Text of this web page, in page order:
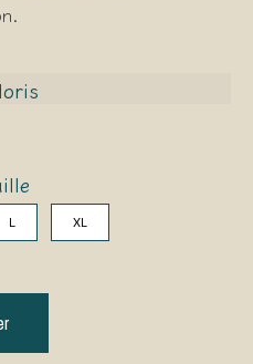
L XL